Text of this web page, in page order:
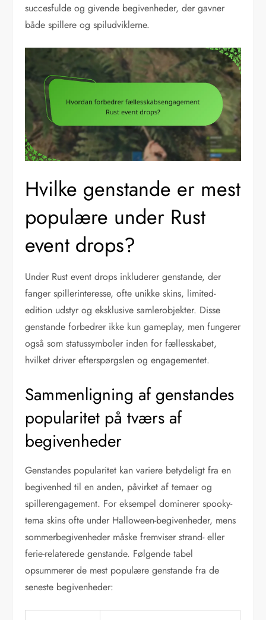
succesfulde og givende begivenheder, der gavner
både spillere og spiludviklerne.
Hvilke genstande er mest
populære under Rust
event drops?
Under Rust event drops inkluderer genstande, der
fanger spillerinteresse, ofte unikke skins, limited-
edition udstyr og eksklusive samlerobjekter. Disse
genstande forbedrer ikke kun gameplay, men fungerer
også som statussymboler inden for fællesskabet,
hvilket driver efterspørgslen og engagementet.
Sammenligning af genstandes
popularitet på tværs af
begivenheder
Genstandes popularitet kan variere betydeligt fra en
begivenhed til en anden, påvirket af temaer og
spillerengagement. For eksempel dominerer spooky-
tema skins ofte under Halloween-begivenheder, mens
sommerbegivenheder måske fremviser strand- eller
ferie-relaterede genstande. Følgende tabel
opsummerer de mest populære genstande fra de
seneste begivenheder: